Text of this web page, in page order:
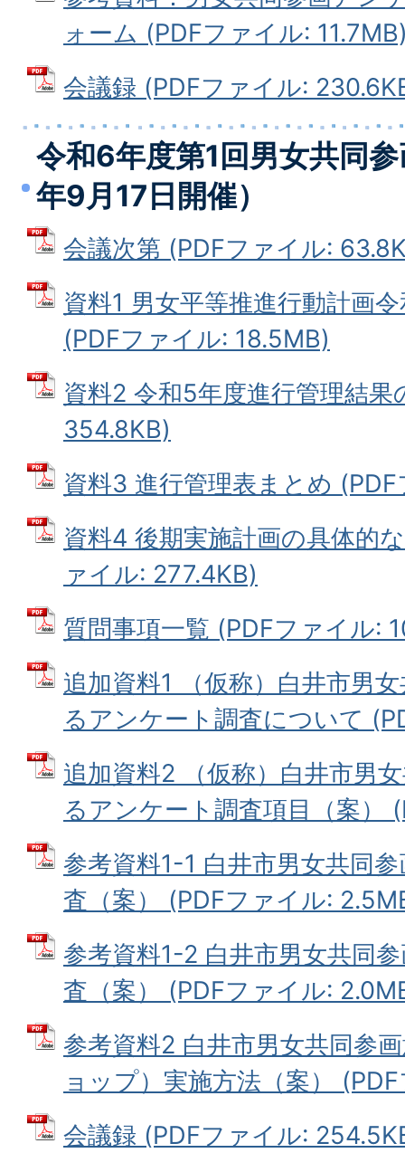
ォーム (PDFファイル:
会議録 (PDFファイル:
令和6年度第1回男女共同
年9月17日開催）
会議次第 (PDFファイル:
資料1 男女平等推進行動計画
(PDFファイル: 18.5MB)
資料2 令和5年度進行管理結
354.8KB)
資料3 進行管理表まとめ
資料4 後期実施計画の具体的
ァイル: 277.4KB)
質問事項一覧 (PDFファイル:
追加資料1 （仮称）白井市男
るアンケート調査について
追加資料2 （仮称）白井市男
るアンケート調査項目（案）
参考資料1-1 白井市男女共同
査（案） (PDFファイル:
参考資料1-2 白井市男女共同
査（案） (PDFファイル:
参考資料2 白井市男女共同参
ョップ）実施方法（案）
会議録 (PDFファイル: